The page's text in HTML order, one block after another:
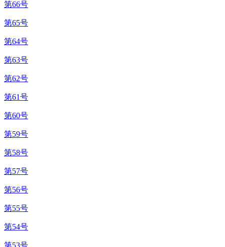
第66号
第65号
第64号
第63号
第62号
第61号
第60号
第59号
第58号
第57号
第56号
第55号
第54号
第53号